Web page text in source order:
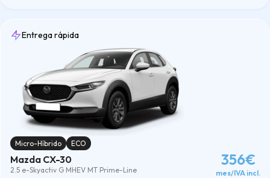
Entrega rápida
Micro-Híbrido ECO
Mazda CX-30
2.5 e-Skyactiv G MHEV MT Prime-Line
356€
mes/IVA incl.